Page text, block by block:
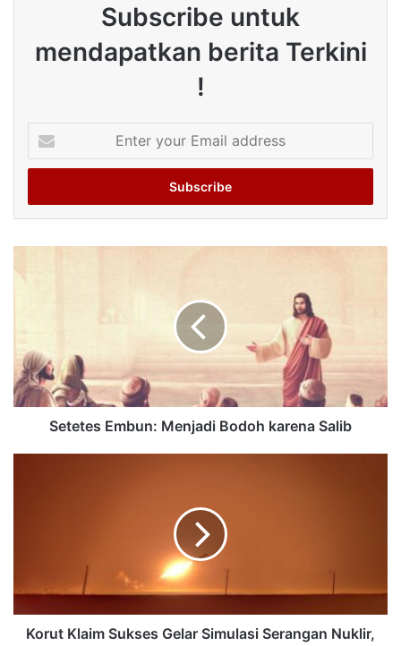
Subscribe untuk
mendapatkan berita Terkini
!
your
Email
Setetes Embun: Menjadi Bodoh karena Salib
Korut Klaim Sukses Gelar Simulasi Serangan Nuklir,